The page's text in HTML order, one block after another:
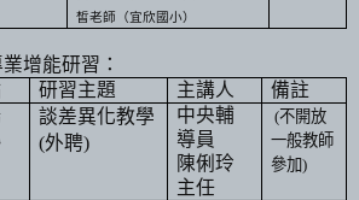
皙老師（宜欣國小）
增能研習：
研習主題 主講人
備註
談差異化教學
(外聘)
中央輔
導員
陳俐玲
主任
(不開放
一般教師
參加)